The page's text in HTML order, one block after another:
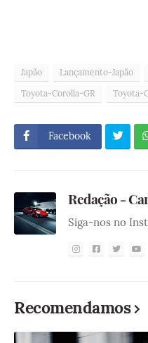
Japão Lançamento-Japão
Toyota-Corolla-GR
Toyota-
Facebook
Redação -
Siga-nos no
Recomendamos